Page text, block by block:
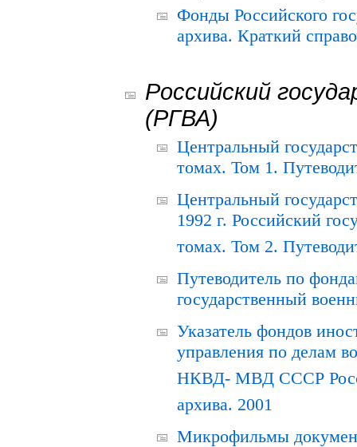
Фонды Российского
архива. Краткий
Российский
(РГВА)
Центральный
томах. Том 1.
Центральный
1992 г. Российский
томах. Том 2.
Путеводитель по
государственный
Указатель фондов
управления по делам
НКВД- МВД СССР
архива. 2001
Микрофильмы